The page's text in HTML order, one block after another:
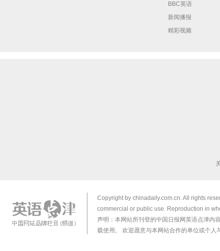
BBC英语
新闻播报
精彩视频
Copyright by chinadaily.com.cn. All rights
commercial or public use. Reproduction in
声明：本网站所刊登的中国日报网英语点津内
载使用。 欢迎愿意与本网站合作的单位或个人